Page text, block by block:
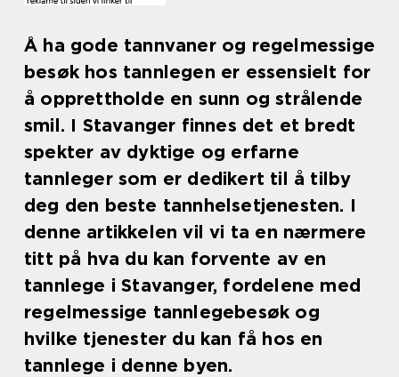
Å ha gode tannvaner og regelmessige
besøk hos tannlegen er essensielt for
å opprettholde en sunn og strålende
smil. I Stavanger finnes det et bredt
spekter av dyktige og erfarne
tannleger som er dedikert til å tilby
deg den beste tannhelsetjenesten. I
denne artikkelen vil vi ta en nærmere
titt på hva du kan forvente av en
tannlege i Stavanger, fordelene med
regelmessige tannlegebesøk og
hvilke tjenester du kan få hos en
tannlege i denne byen.